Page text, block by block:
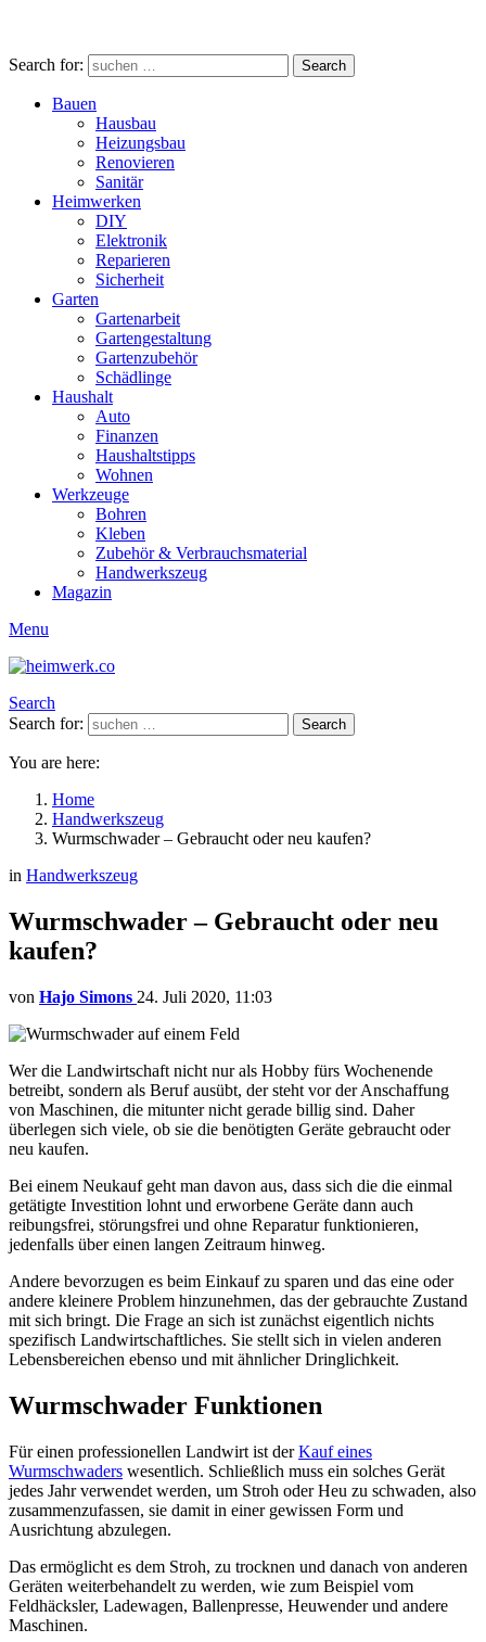
Search for: Search
Bauen
Hausbau
Heizungsbau
Renovieren
Sanitär
Heimwerken
DIY
Elektronik
Reparieren
Sicherheit
Garten
Gartenarbeit
Gartengestaltung
Gartenzubehör
Schädlinge
Haushalt
Auto
Finanzen
Haushaltstipps
Wohnen
Werkzeuge
Bohren
Kleben
Zubehör & Verbrauchsmaterial
Handwerkszeug
Magazin
Menu
Search
Search for:
Search
You are here:
Home
Handwerkszeug
Wurmschwader – Gebraucht oder neu kaufen?
in Handwerkszeug
Wurmschwader – Gebraucht oder neu
kaufen?
von Hajo Simons 24. Juli 2020, 11:03
Wer die Landwirtschaft nicht nur als Hobby fürs Wochenende
betreibt, sondern als Beruf ausübt, der steht vor der Anschaffung
von Maschinen, die mitunter nicht gerade billig sind. Daher
überlegen sich viele, ob sie die benötigten Geräte gebraucht oder
neu kaufen.
Bei einem Neukauf geht man davon aus, dass sich die die einmal
getätigte Investition lohnt und erworbene Geräte dann auch
reibungsfrei, störungsfrei und ohne Reparatur funktionieren,
jedenfalls über einen langen Zeitraum hinweg.
Andere bevorzugen es beim Einkauf zu sparen und das eine oder
andere kleinere Problem hinzunehmen, das der gebrauchte Zustand
mit sich bringt. Die Frage an sich ist zunächst eigentlich nichts
spezifisch Landwirtschaftliches. Sie stellt sich in vielen anderen
Lebensbereichen ebenso und mit ähnlicher Dringlichkeit.
Wurmschwader Funktionen
Für einen professionellen Landwirt ist derKauf eines
Wurmschwaders wesentlich. Schließlich muss ein solches Gerät
jedes Jahr verwendet werden, um Stroh oder Heu zu schwaden, also
zusammenzufassen, sie damit in einer gewissen Form und
Ausrichtung abzulegen.
Das ermöglicht es dem Stroh, zu trocknen und danach von anderen
Geräten weiterbehandelt zu werden, wie zum Beispiel vom
Feldhäcksler, Ladewagen, Ballenpresse, Heuwender und andere
Maschinen.